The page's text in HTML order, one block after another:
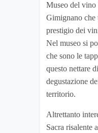
Museo del vino
Gimignano che
prestigio dei
Nel museo si
che sono le
questo nettare
degustazione
territorio.
Altrettanto
Sacra risalente